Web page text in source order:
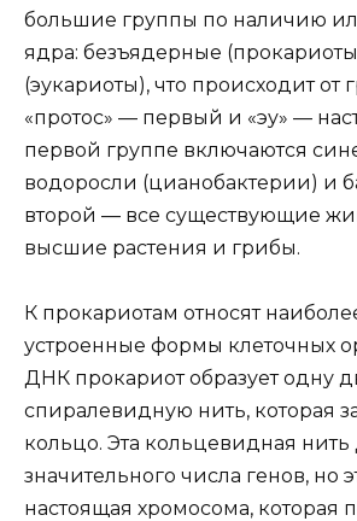
большие группы по наличию
ядра: безъядерные
(эукариоты), что происходит от
«протос» — первый и «эу» —
первой группе включаются
водоросли (цианобактерии) и
второй — все существующие
высшие растения и грибы.
К прокариотам относят
устроенные формы клеточных
ДНК прокариот образует одну
спиралевидную нить, которая
кольцо. Эта кольцевидная нить
значительного числа генов, но
настоящая хромосома, которая